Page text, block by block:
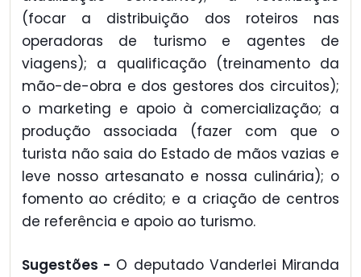
(focar a distribuição dos roteiros nas
operadoras de turismo e agentes de
viagens); a qualificação (treinamento da
mão-de-obra e dos gestores dos circuitos);
o marketing e apoio à comercialização; a
produção associada (fazer com que o
turista não saia do Estado de mãos vazias e
leve nosso artesanato e nossa culinária); o
fomento ao crédito; e a criação de centros
de referência e apoio ao turismo.
Sugestões - O deputado Vanderlei Miranda